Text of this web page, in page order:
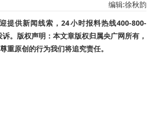
编辑:徐秋韵
提供新闻线索，24小时报料热线400-800-
。版权声明：本文章版权归属央广网所有，
原创的行为我们将追究责任。